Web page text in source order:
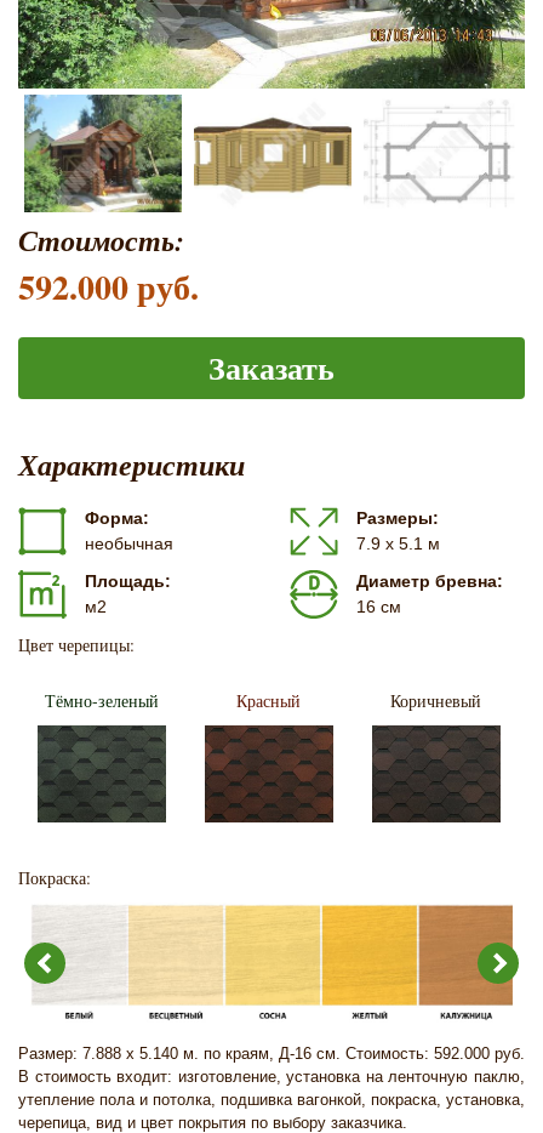
Стоимость:
592.000 руб.
Заказать
Характеристики
Форма:
необычная
Размеры:
7.9 х 5.1 м
Площадь:
м2
Диаметр бревна:
16 см
Цвет черепицы:
Тёмно-зеленый Красный Коричневый
Покраска:
Размер: 7.888 х 5.140 м. по краям, Д-16 см. Стоимость: 592.000 руб.
В стоимость входит: изготовление, установка на ленточную паклю,
утепление пола и потолка, подшивка вагонкой, покраска, установка,
черепица, вид и цвет покрытия по выбору заказчика.